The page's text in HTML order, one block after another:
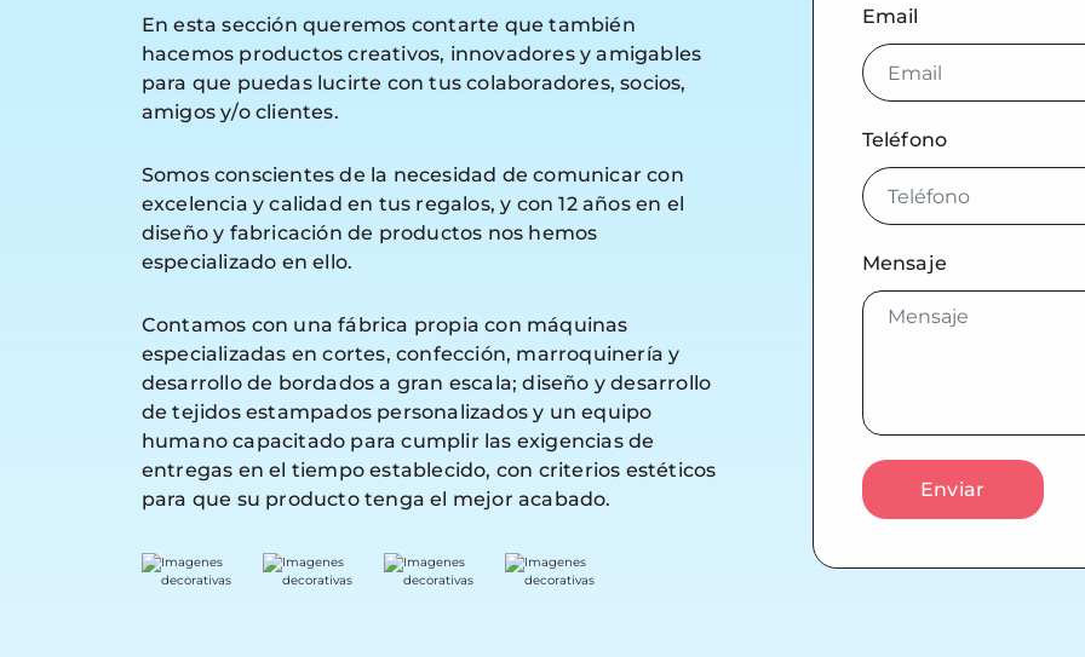
En esta sección queremos contarte que también
hacemos productos creativos, innovadores y amigables
para que puedas lucirte con tus colaboradores, socios,
amigos y/o clientes.
Somos conscientes de la necesidad de comunicar con
excelencia y calidad en tus regalos, y con 12 años en el
diseño y fabricación de productos nos hemos
especializado en ello.
Contamos con una fábrica propia con máquinas
especializadas en cortes, confección, marroquinería y
desarrollo de bordados a gran escala; diseño y desarrollo
de tejidos estampados personalizados y un equipo
humano capacitado para cumplir las exigencias de
entregas en el tiempo establecido, con criterios estéticos
para que su producto tenga el mejor acabado.
Email
Teléfono
Mensaje
Enviar